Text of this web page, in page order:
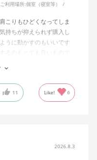
ご利用場所:個室（寝室等）
こりもひどくなってしま
持ちが抑えられず購入し
うに動かすのもいいです
るのもとても良いもので
のですが、オフィスで揺
なら何も気にせずに使え
で購入して良かったと思
ります。
11 Like! 6
2026.8.3